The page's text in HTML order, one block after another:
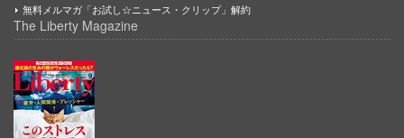
無料メルマガ「お試し☆ニュース・クリップ」解約
The Liberty Magazine